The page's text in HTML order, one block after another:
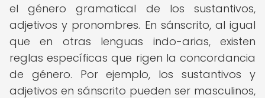
el género gramatical de los sustantivos,
adjetivos y pronombres. En sánscrito, al igual
que en otras lenguas indo-arias, existen
reglas específicas que rigen la concordancia
de género. Por ejemplo, los sustantivos y
adjetivos en sánscrito pueden ser masculinos,